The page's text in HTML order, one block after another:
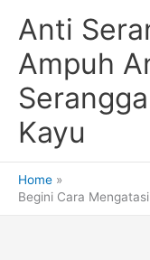
Anti
Ampuh
Kayu
Home
Begini Cara